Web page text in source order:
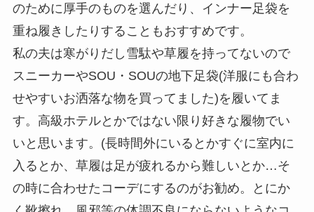
のために厚手のものを選んだり、インナー足袋を
重ね履きしたりすることもおすすめです。
私の夫は寒がりだし雪駄や草履を持ってないので
スニーカーやSOU・SOUの地下足袋(洋服にも合わ
せやすいお洒落な物を買ってました)を履いてま
す。高級ホテルとかではない限り好きな履物でい
いと思います。(長時間外にいるとかすぐに室内に
入るとか、草履は足が疲れるから難しいとか…そ
の時に合わせたコーデにするのがお勧め。とにか